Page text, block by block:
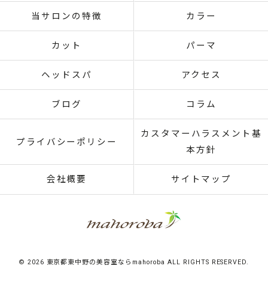
当サロンの特徴 カラー
カット パーマ
ヘッドスパ アクセス
ブログ コラム
プライバシーポリシー
カスタマーハラスメント基
本方針
会社概要 サイトマップ
© 2026 東京都東中野の美容室ならmahoroba ALL RIGHTS RESERVED.